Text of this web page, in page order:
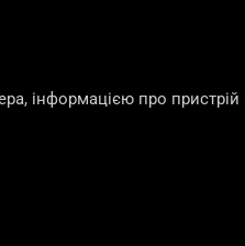
інформацією про пристрій